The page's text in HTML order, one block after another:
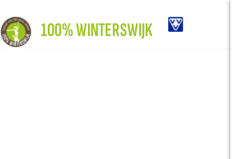
100% WINTERSWIJK